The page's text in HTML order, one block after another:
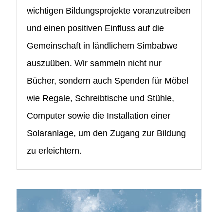
wichtigen Bildungsprojekte voranzutreiben
und einen positiven Einfluss auf die
Gemeinschaft in ländlichem Simbabwe
auszuüben. Wir sammeln nicht nur
Bücher, sondern auch Spenden für Möbel
wie Regale, Schreibtische und Stühle,
Computer sowie die Installation einer
Solaranlage, um den Zugang zur Bildung
zu erleichtern.